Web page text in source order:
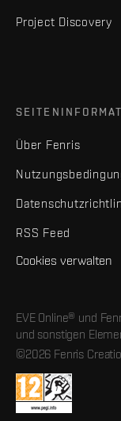
Project Discovery
Über Fenris
RSS Feed
Cookies verwalten
EVE Online® und
und sonstigen
©2026 Fenris